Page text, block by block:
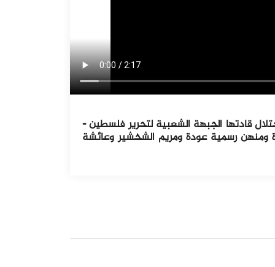
الأسرى مع الاحتلال قادتها الجبهة الشعبية لتحرير فلسطين -
وتم إطلاق سراح ٧٦ أسيرا بينهم ١٢ أسيرة ومنهن رسمية عودة ومريم الشخشير وعائشة